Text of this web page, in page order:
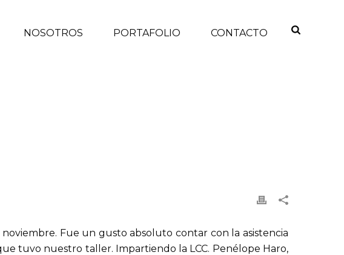
NOSOTROS PORTAFOLIO CONTACTO
noviembre. Fue un gusto absoluto contar con la asistencia
tuvo nuestro taller. Impartiendo la LCC. Penélope Haro,